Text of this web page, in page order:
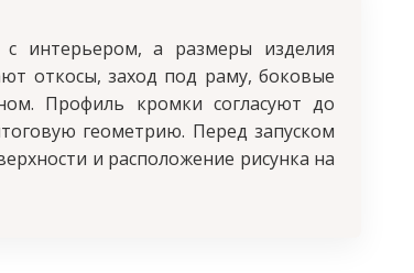
интерьером, а размеры изделия
откосы, заход под раму, боковые
Профиль кромки согласуют до
геометрию. Перед запуском
и расположение рисунка на